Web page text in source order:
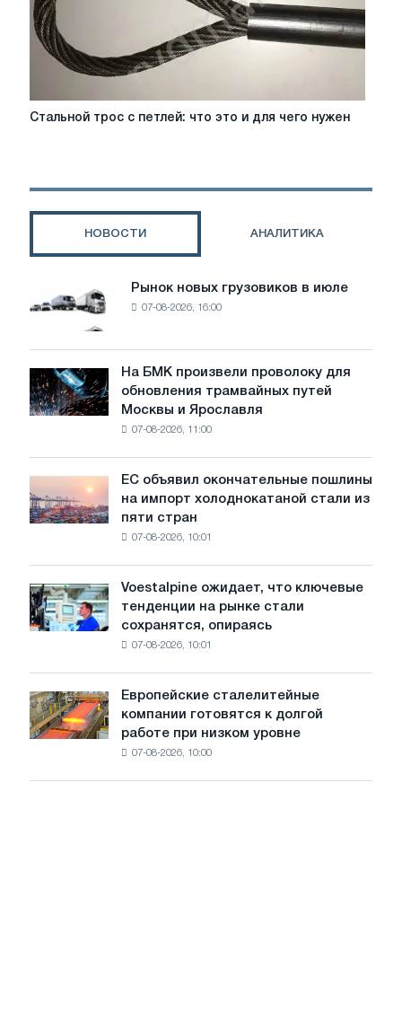
Стальной
что
чего
Стальной трос с петлей: что это и для чего нужен
НОВОСТИ АНАЛИТИКА
Рынок
новых
грузовиков
в
июле
Рынок новых грузовиков в июле
07-08-2026, 16:00
На
БМК
произвели
трамвайных
путей
Ярославля
На БМК произвели проволоку для
обновления трамвайных путей
Москвы и Ярославля
07-08-2026, 11:00
объявил
окончательные
холоднокатаной
стали
стран
ЕС объявил окончательные пошлины
на импорт холоднокатаной стали из
пяти стран
07-08-2026, 10:01
Voestalpine
ожидает,
что
рынке
стали
на
Voestalpine ожидает, что ключевые
тенденции на рынке стали
сохранятся, опираясь
07-08-2026, 10:01
Европейские
сталелитейные
компании
Европейские сталелитейные
компании готовятся к долгой
работе при низком уровне
07-08-2026, 10:00